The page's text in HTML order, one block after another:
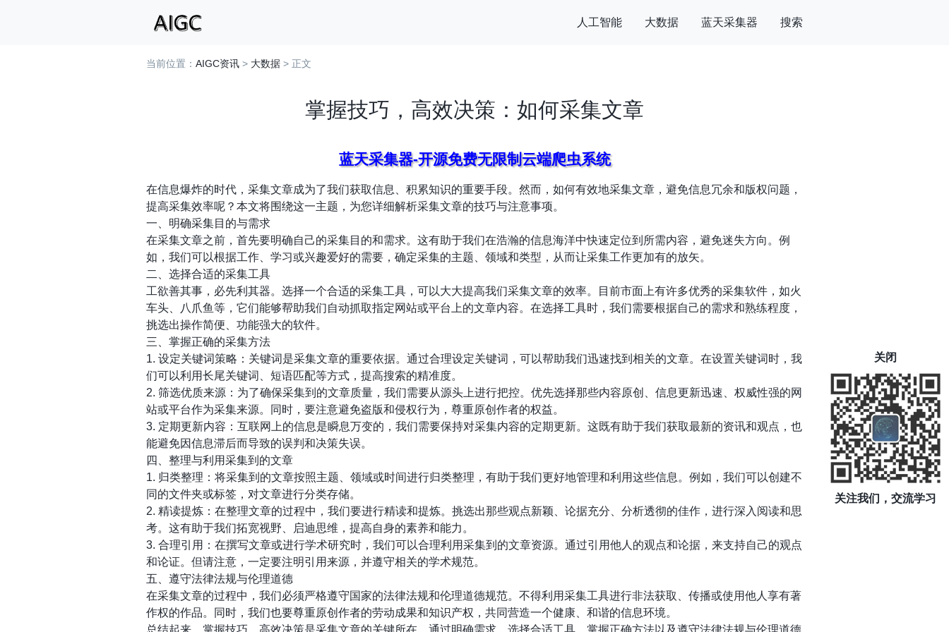
人工智能 大数据 蓝天采集器 搜索
当前位置： AIGC资讯 > 大数据 > 正文
掌握技巧，高效决策：如何采集文章
蓝天采集器-开源免费无限制云端爬虫系统
在信息爆炸的时代，采集文章成为了我们获取信息、积累知识的重要手段。然而，如何有效地采集文章，避免信息冗余和版权问题，
提高采集效率呢？本文将围绕这一主题，为您详细解析采集文章的技巧与注意事项。
一、明确采集目的与需求
在采集文章之前，首先要明确自己的采集目的和需求。这有助于我们在浩瀚的信息海洋中快速定位到所需内容，避免迷失方向。例
如，我们可以根据工作、学习或兴趣爱好的需要，确定采集的主题、领域和类型，从而让采集工作更加有的放矢。
二、选择合适的采集工具
工欲善其事，必先利其器。选择一个合适的采集工具，可以大大提高我们采集文章的效率。目前市面上有许多优秀的采集软件，如火
车头、八爪鱼等，它们能够帮助我们自动抓取指定网站或平台上的文章内容。在选择工具时，我们需要根据自己的需求和熟练程度，
挑选出操作简便、功能强大的软件。
三、掌握正确的采集方法
1. 设定关键词策略：关键词是采集文章的重要依据。通过合理设定关键词，可以帮助我们迅速找到相关的文章。在设置关键词时，我
们可以利用长尾关键词、短语匹配等方式，提高搜索的精准度。
2. 筛选优质来源：为了确保采集到的文章质量，我们需要从源头上进行把控。优先选择那些内容原创、信息更新迅速、权威性强的网
站或平台作为采集来源。同时，要注意避免盗版和侵权行为，尊重原创作者的权益。
3. 定期更新内容：互联网上的信息是瞬息万变的，我们需要保持对采集内容的定期更新。这既有助于我们获取最新的资讯和观点，也
能避免因信息滞后而导致的误判和决策失误。
四、整理与利用采集到的文章
1. 归类整理：将采集到的文章按照主题、领域或时间进行归类整理，有助于我们更好地管理和利用这些信息。例如，我们可以创建不
同的文件夹或标签，对文章进行分类存储。
2. 精读提炼：在整理文章的过程中，我们要进行精读和提炼。挑选出那些观点新颖、论据充分、分析透彻的佳作，进行深入阅读和思
考。这有助于我们拓宽视野、启迪思维，提高自身的素养和能力。
3. 合理引用：在撰写文章或进行学术研究时，我们可以合理利用采集到的文章资源。通过引用他人的观点和论据，来支持自己的观点
和论证。但请注意，一定要注明引用来源，并遵守相关的学术规范。
五、遵守法律法规与伦理道德
在采集文章的过程中，我们必须严格遵守国家的法律法规和伦理道德规范。不得利用采集工具进行非法获取、传播或使用他人享有著
作权的作品。同时，我们也要尊重原创作者的劳动成果和知识产权，共同营造一个健康、和谐的信息环境。
总结起来，掌握技巧、高效决策是采集文章的关键所在。通过明确需求、选择合适工具、掌握正确方法以及遵守法律法规与伦理道德
关闭
关注我们，交流学习